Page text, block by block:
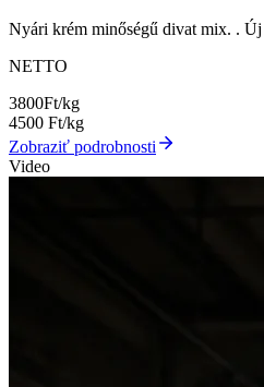
Nyári krém minőségű divat mix. . Új
NETTO
3800Ft/kg
4500 Ft/kg
Zobraziť podrobnosti
Video